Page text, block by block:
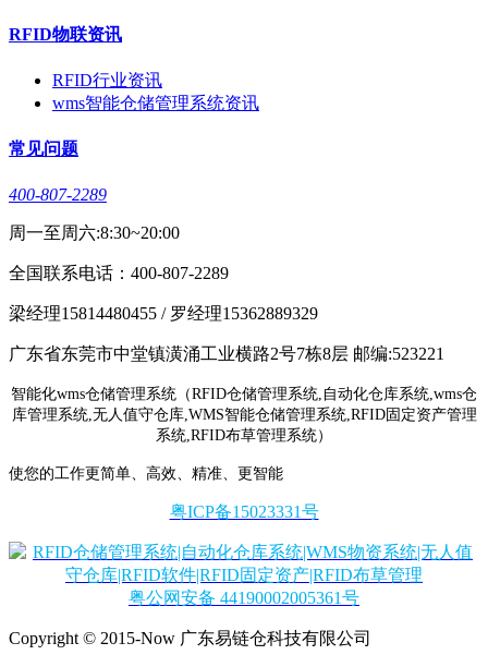
RFID物联资讯
RFID行业资讯
wms智能仓储管理系统资讯
常见问题
400-807-2289
周一至周六:8:30~20:00
全国联系电话：400-807-2289
梁经理15814480455 / 罗经理15362889329
广东省东莞市中堂镇潢涌工业横路2号7栋8层 邮编:523221
智能化wms仓储管理系统（RFID仓储管理系统,自动化仓库系统,wms仓
库管理系统,无人值守仓库,WMS智能仓储管理系统,RFID固定资产管理
系统,RFID布草管理系统）
使您的工作更简单、高效、精准、更智能
粤ICP备15023331号
粤公网安备 44190002005361号
Copyright © 2015-Now 广东易链仓科技有限公司